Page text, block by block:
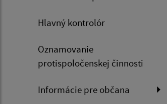
Hlavný kontrolór
Oznamovanie
protispoločenskej činnosti
Informácie pre občana